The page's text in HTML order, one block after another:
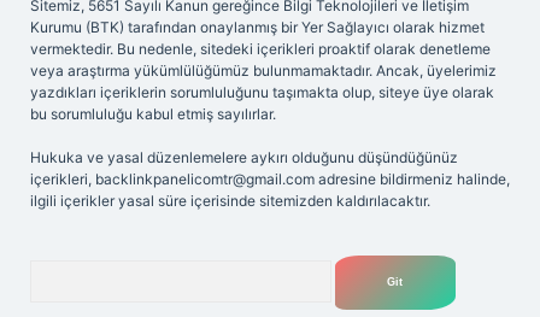
Sitemiz, 5651 Sayılı Kanun gereğince Bilgi Teknolojileri ve İletişim
Kurumu (BTK) tarafından onaylanmış bir Yer Sağlayıcı olarak hizmet
vermektedir. Bu nedenle, sitedeki içerikleri proaktif olarak denetleme
veya araştırma yükümlülüğümüz bulunmamaktadır. Ancak, üyelerimiz
yazdıkları içeriklerin sorumluluğunu taşımakta olup, siteye üye olarak
bu sorumluluğu kabul etmiş sayılırlar.
Hukuka ve yasal düzenlemelere aykırı olduğunu düşündüğünüz
içerikleri, backlinkpanelicomtr@gmail.com adresine bildirmeniz halinde,
ilgili içerikler yasal süre içerisinde sitemizden kaldırılacaktır.